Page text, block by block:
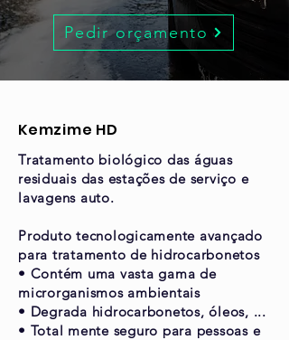
Pedir orçamento
Kemzime HD
Tratamento biológico das águas
residuais das estações de serviço e
lavagens auto.
Produto tecnologicamente avançado
para tratamento de hidrocarbonetos
• Contém uma vasta gama de
microrganismos ambientais
• Degrada hidrocarbonetos, óleos, ...
• Total mente seguro para pessoas e